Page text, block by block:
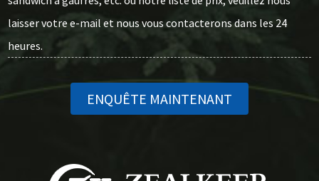
laisser votre e-mail et nous vous contacterons dans les 24
heures.
ENQUÊTE MAINTENANT